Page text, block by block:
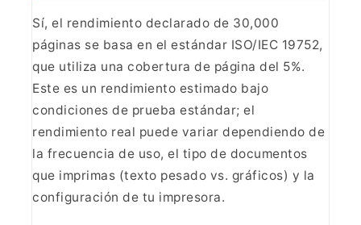
Sí, el rendimiento declarado de 30,000
páginas se basa en el estándar ISO/IEC 19752,
que utiliza una cobertura de página del 5%.
Este es un rendimiento estimado bajo
condiciones de prueba estándar; el
rendimiento real puede variar dependiendo de
la frecuencia de uso, el tipo de documentos
que imprimas (texto pesado vs. gráficos) y la
configuración de tu impresora.